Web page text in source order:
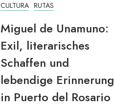
CULTURA RUTAS
Miguel de Unamuno:
Exil, literarisches
Schaffen und
lebendige Erinnerung
in Puerto del Rosario